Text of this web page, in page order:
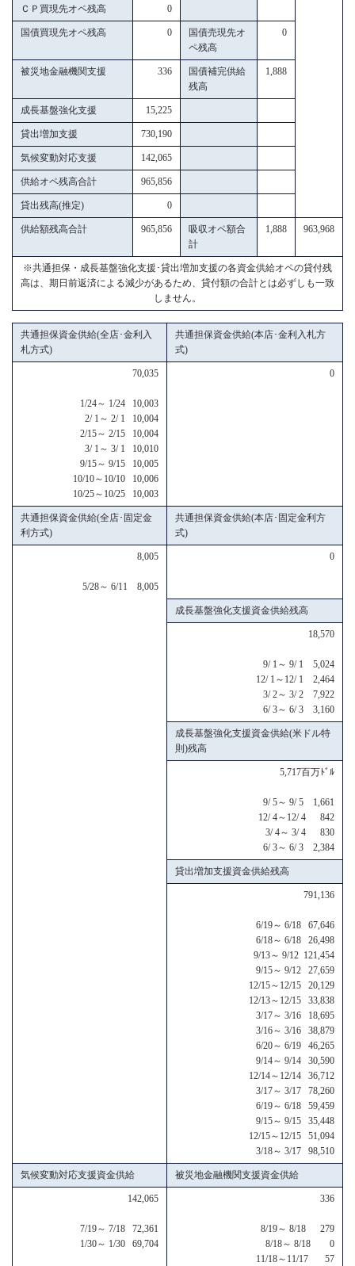
ＣＰ買現先オペ残高 0
国債買現先オペ残高 0
国債売現先オ
ペ残高
0
被災地金融機関支援 336
国債補完供給
残高
1,888
成長基盤強化支援 15,225
貸出増加支援 730,190
気候変動対応支援 142,065
供給オペ残高合計 965,856
貸出残高(推定) 0
供給額残高合計 965,856
吸収オペ額合
計
1,888 963,968
※共通担保・成長基盤強化支援･貸出増加支援の各資金供給オペの貸付残
高は、期日前返済による減少があるため、貸付額の合計とは必ずしも一致
しません。
共通担保資金供給(全店･金利入
札方式)
共通担保資金供給(本店･金利入札方
式)
70,035
1/24～ 1/24 10,003
2/ 1～ 2/ 1 10,004
2/15～ 2/15 10,004
3/ 1～ 3/ 1 10,010
9/15～ 9/15 10,005
10/10～10/10 10,006
10/25～10/25 10,003
0
共通担保資金供給(全店･固定金
利方式)
共通担保資金供給(本店･固定金利方
式)
8,005
5/28～ 6/11 8,005
0
成長基盤強化支援資金供給残高
18,570
9/ 1～ 9/ 1 5,024
12/ 1～12/ 1 2,464
3/ 2～ 3/ 2 7,922
6/ 3～ 6/ 3 3,160
成長基盤強化支援資金供給(米ドル特
則)残高
5,717百万ﾄﾞﾙ
9/ 5～ 9/ 5 1,661
12/ 4～12/ 4 842
3/ 4～ 3/ 4 830
6/ 3～ 6/ 3 2,384
貸出増加支援資金供給残高
791,136
6/19～ 6/18 67,646
6/18～ 6/18 26,498
9/13～ 9/12 121,454
9/15～ 9/12 27,659
12/15～12/15 20,129
12/13～12/15 33,838
3/17～ 3/16 18,695
3/16～ 3/16 38,879
6/20～ 6/19 46,265
9/14～ 9/14 30,590
12/14～12/14 36,712
3/17～ 3/17 78,260
6/19～ 6/18 59,459
9/15～ 9/15 35,448
12/15～12/15 51,094
3/18～ 3/17 98,510
気候変動対応支援資金供給 被災地金融機関支援資金供給
142,065
7/19～ 7/18 72,361
1/30～ 1/30 69,704
336
8/19～ 8/18 279
8/18～ 8/18 0
11/18～11/17 57